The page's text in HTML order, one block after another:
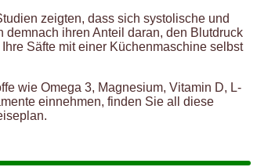
zeigten, dass sich systolische und
ihren Anteil daran, den Blutdruck
Säfte mit einer Küchenmaschine selbst
wie Omega 3, Magnesium, Vitamin D, L-
einnehmen, finden Sie all diese